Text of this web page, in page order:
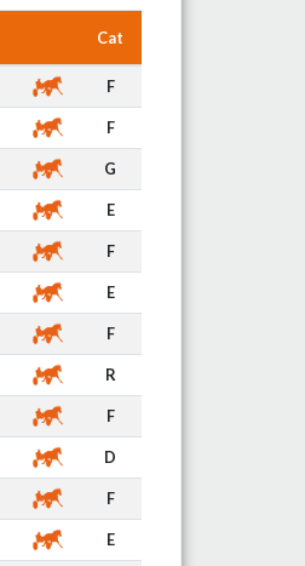
Cat
F
F
G
E
F
E
F
R
F
D
F
E